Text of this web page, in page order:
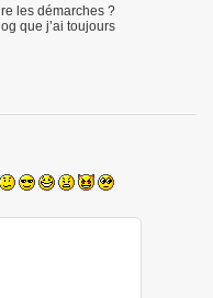
les démarches ?
que j’ai toujours